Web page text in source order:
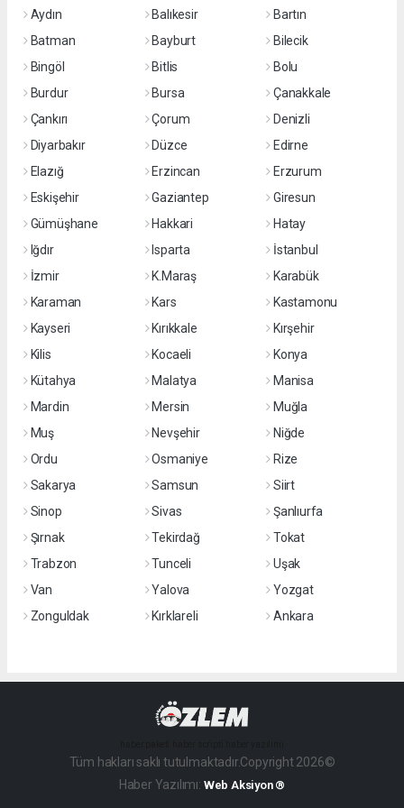
Aydın
Balıkesir
Bartın
Batman
Bayburt
Bilecik
Bingöl
Bitlis
Bolu
Burdur
Bursa
Çanakkale
Çankırı
Çorum
Denizli
Diyarbakır
Düzce
Edirne
Elazığ
Erzincan
Erzurum
Eskişehir
Gaziantep
Giresun
Gümüşhane
Hakkari
Hatay
Iğdır
Isparta
İstanbul
İzmir
K.Maraş
Karabük
Karaman
Kars
Kastamonu
Kayseri
Kırıkkale
Kırşehir
Kilis
Kocaeli
Konya
Kütahya
Malatya
Manisa
Mardin
Mersin
Muğla
Muş
Nevşehir
Niğde
Ordu
Osmaniye
Rize
Sakarya
Samsun
Siirt
Sinop
Sivas
Şanlıurfa
Şırnak
Tekirdağ
Tokat
Trabzon
Tunceli
Uşak
Van
Yalova
Yozgat
Zonguldak
Kırklareli Ankara
Tüm hakları saklı tutulmaktadır.Copyright 2026©
Haber Yazılımı: Web Aksiyon ®